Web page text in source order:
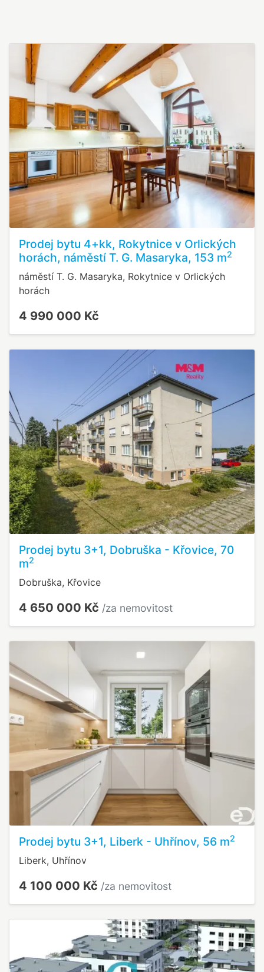
Prodej bytu 4+kk, Rokytnice v Orlických
horách, náměstí T. G. Masaryka, 153 m2
náměstí T. G. Masaryka, Rokytnice v Orlických
horách
4 990 000 Kč
Prodej bytu 3+1, Dobruška - Křovice, 70
m2
Dobruška, Křovice
4 650 000 Kč /za nemovitost
Prodej bytu 3+1, Liberk - Uhřínov, 56 m2
Liberk, Uhřínov
4 100 000 Kč /za nemovitost